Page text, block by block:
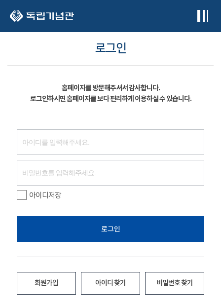
로그인
홈페이지를 방문해주셔서 감사합니다.
로그인하시면 홈페이지를 보다 편리하게 이용하실 수 있습니다.
아이디저장
로그인
회원가입 아이디 찾기 비밀번호 찾기